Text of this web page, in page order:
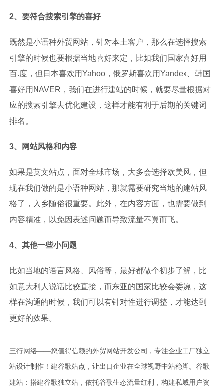
2、要符合搜索引擎的喜好
既然是小语种外贸网站，针对本土客户，那么在选择搜索
引擎的时候也要根据当地喜好来定，比如我们国家喜好用
百.度，但日本喜欢用Yahoo，俄罗斯喜欢用Yandex、韩国
喜好用NAVER，我们在进行建站的时候，就要尽量根据对
应的搜索引擎去优化建设，这样才能有利于后期的关键词
排名。
3、网站风格和内容
如果是英文站点，面对全球市场，大多会选择欧美风，但
现在我们做的是小语种网站，那就需要研究当地的建站风
格了，入乡随俗很重要。此外，在内容方面，也需要做到
内容精准，以免因表述问题而导致流量不翼而飞。
4、其他一些小问题
比如当地的语言风格、风俗等，最好都做个初步了解，比
如意大利人说话比较直接，而东亚的国家比较会委婉，这
样在沟通的时候，我们可以有针对性进行调整，才能达到
更好的效果。
三行网络——您值得信赖的外贸网站开发公司，专注企业工厂独立
站设计制作！建谷歌站点，让出口企业在全球视野中站稳脚。谷歌
建站：搭建谷歌独立站，依托谷歌生态流量红利，构建私域用户资